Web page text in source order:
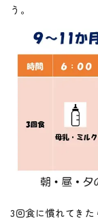
う。
3回食に慣れてきた